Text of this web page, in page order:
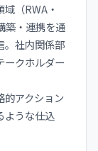
（RWA・
築・連携を通
。社内関係部
ークホルダー
的アクション
ような仕込